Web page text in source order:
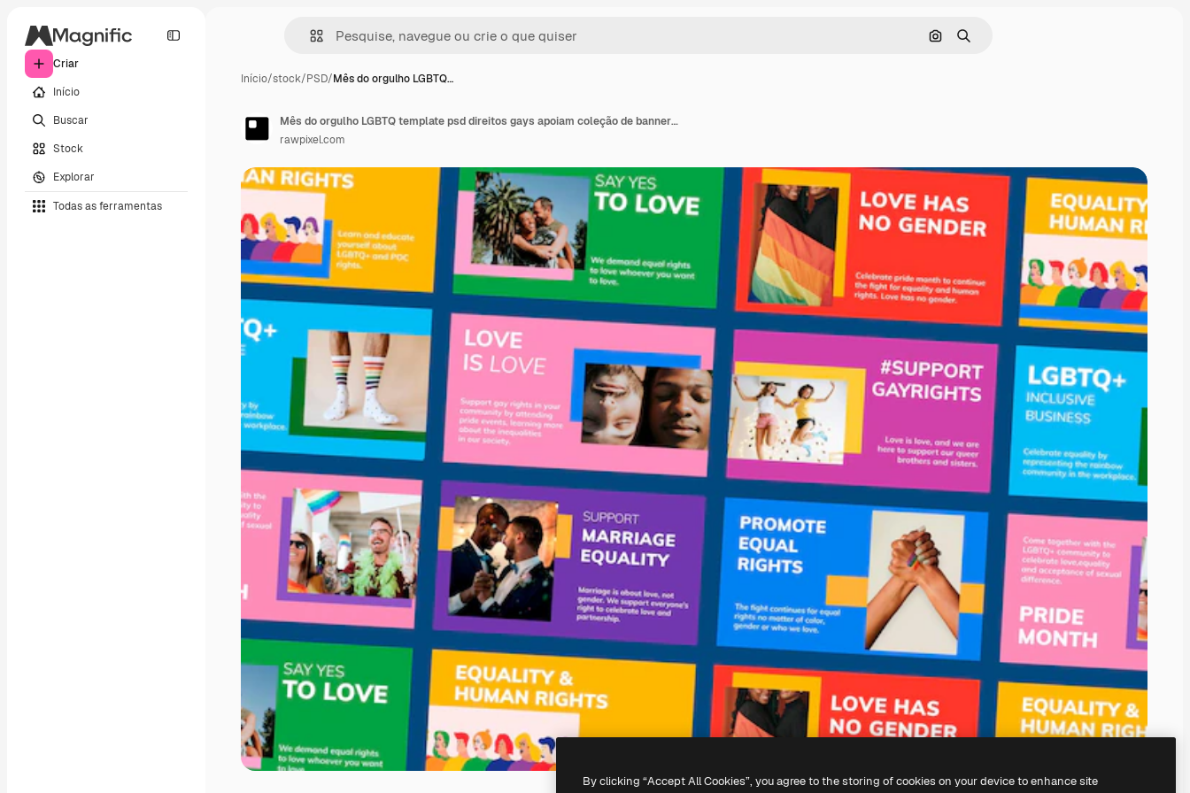
Criar
Início
Buscar
Stock
Explorar
Todas as ferramentas
Pesquisar por imagem
Buscar
Início/stock/PSD/Mês do orgulho LGBTQ…
Mês do orgulho LGBTQ template psd direitos gays apoiam coleção de banners de blog
rawpixel.com
By clicking “Accept All Cookies”, you agree to the storing of cookies on your device to enhance site